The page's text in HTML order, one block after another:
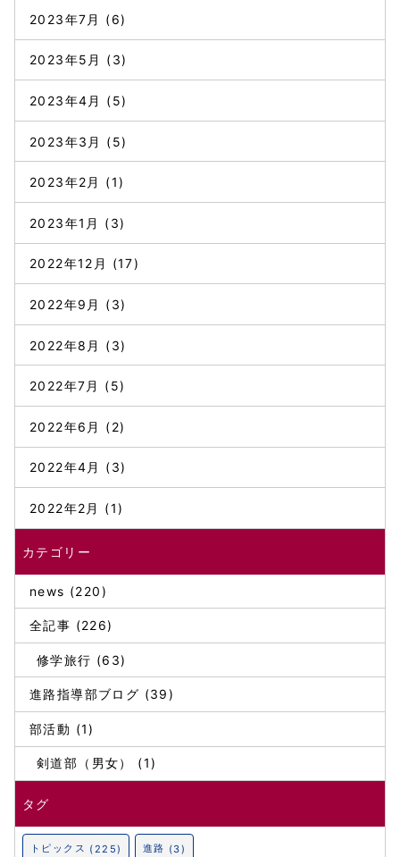
2023年7月 (6)
2023年5月 (3)
2023年4月 (5)
2023年3月 (5)
2023年2月 (1)
2023年1月 (3)
2022年12月 (17)
2022年9月 (3)
2022年8月 (3)
2022年7月 (5)
2022年6月 (2)
2022年4月 (3)
2022年2月 (1)
カテゴリー
news (220)
全記事 (226)
修学旅行 (63)
進路指導部ブログ (39)
部活動 (1)
剣道部（男女） (1)
タグ
トピックス (225) 進路 (3)